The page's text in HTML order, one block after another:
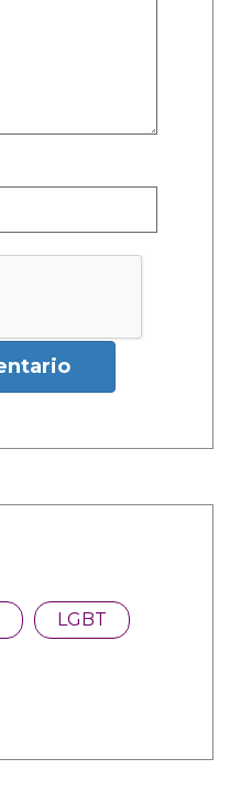
LGBT